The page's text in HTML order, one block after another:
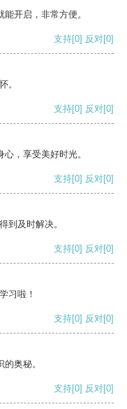
开启，非常方便。
支持[0] 反对[0]
。
支持[0] 反对[0]
，享受美好时光。
支持[0] 反对[0]
到及时解决。
支持[0] 反对[0]
习啦！
支持[0] 反对[0]
奥秘。
支持[0] 反对[0]